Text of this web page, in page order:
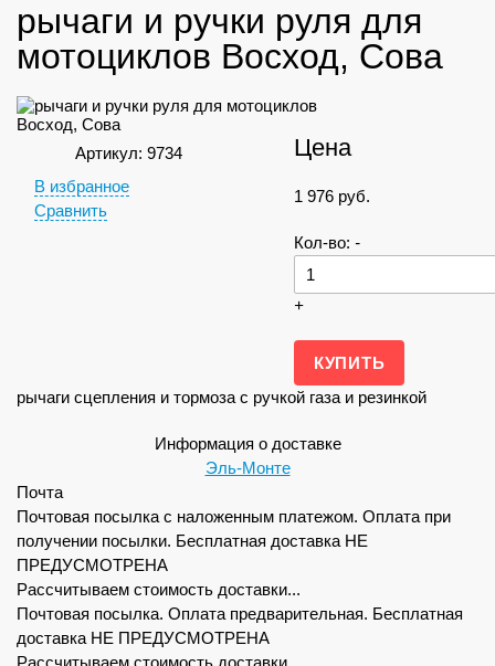
рычаги и ручки руля для
мотоциклов Восход, Сова
Артикул: 9734
В избранное
Сравнить
Цена
1 976 руб.
Кол-во: -
+
рычаги сцепления и тормоза с ручкой газа и резинкой
Информация о доставке
Эль-Монте
Почта
Почтовая посылка с наложенным платежом. Оплата при
получении посылки. Бесплатная доставка НЕ
ПРЕДУСМОТРЕНА
Рассчитываем стоимость доставки...
Почтовая посылка. Оплата предварительная. Бесплатная
доставка НЕ ПРЕДУСМОТРЕНА
Рассчитываем стоимость доставки...